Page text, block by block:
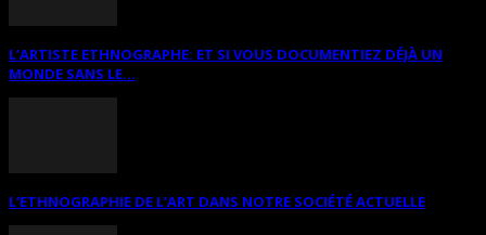
L’ARTISTE ETHNOGRAPHE: ET SI VOUS DOCUMENTIEZ DÉJÀ UN
MONDE SANS LE...
L’ETHNOGRAPHIE DE L’ART DANS NOTRE SOCIÉTÉ ACTUELLE